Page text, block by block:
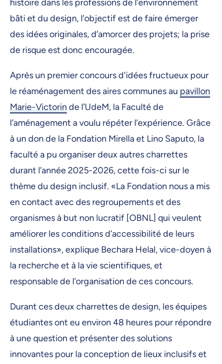
histoire dans les professions de l’environnement
bâti et du design, l’objectif est de faire émerger
des idées originales, d’amorcer des projets; la prise
de risque est donc encouragée.
Après un premier concours d'idées fructueux pour
le réaménagement des aires communes au pavillon
Marie-Victorin de l’UdeM, la Faculté de
l’aménagement a voulu répéter l’expérience. Grâce
à un don de la Fondation Mirella et Lino Saputo, la
faculté a pu organiser deux autres charrettes
durant l’année 2025-2026, cette fois-ci sur le
thème du design inclusif. «La Fondation nous a mis
en contact avec des regroupements et des
organismes à but non lucratif [OBNL] qui veulent
améliorer les conditions d’accessibilité de leurs
installations», explique Bechara Helal, vice-doyen à
la recherche et à la vie scientifiques, et
responsable de l’organisation de ces concours.
Durant ces deux charrettes de design, les équipes
étudiantes ont eu environ 48 heures pour répondre
à une question et présenter des solutions
innovantes pour la conception de lieux inclusifs et